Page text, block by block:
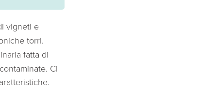
vigneti e
torri.
fatta di
Ci